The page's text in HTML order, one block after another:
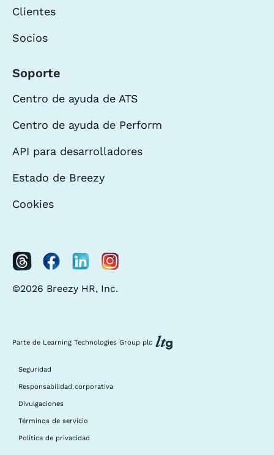
Clientes
Socios
Soporte
Centro de ayuda de ATS
Centro de ayuda de Perform
API para desarrolladores
Estado de Breezy
Cookies
©2026 Breezy HR, Inc.
Parte de Learning Technologies Group plc
Seguridad
Responsabilidad corporativa
Divulgaciones
Términos de servicio
Política de privacidad